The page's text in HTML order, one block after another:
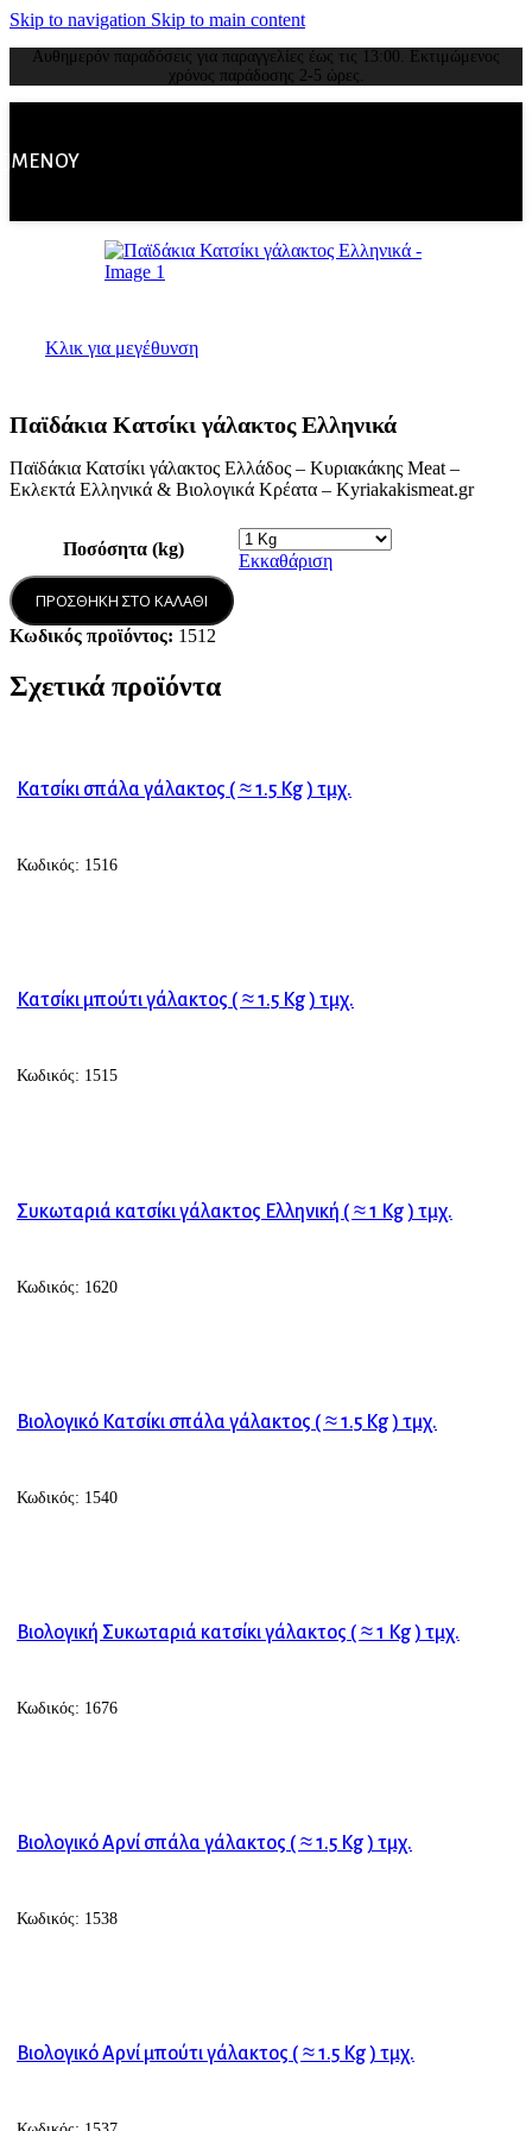
Skip to navigation Skip to main content
Αυθημερόν παραδόσεις για παραγγελίες έως τις 13:00. Εκτιμώμενος
χρόνος παράδοσης 2-5 ώρες.
ΜΕΝΟΎ
Κλικ για μεγέθυνση
Παϊδάκια Κατσίκι γάλακτος Ελληνικά
Παϊδάκια Κατσίκι γάλακτος Ελλάδος – Κυριακάκης Meat –
Εκλεκτά Ελληνικά & Βιολογικά Κρέατα – Kyriakakismeat.gr
Ποσόσητα (kg)
Εκκαθάριση
ΠΡΟΣΘΗΚΗ ΣΤΟ ΚΑΛΑΘΙ
Κωδικός προϊόντος: 1512
Σχετικά προϊόντα
Κατσίκι σπάλα γάλακτος ( ≈ 1.5 Kg ) τμχ.
Κωδικός: 1516
Κατσίκι μπούτι γάλακτος ( ≈ 1.5 Kg ) τμχ.
Κωδικός: 1515
Συκωταριά κατσίκι γάλακτος Ελληνική ( ≈ 1 Kg ) τμχ.
Κωδικός: 1620
Βιολογικό Κατσίκι σπάλα γάλακτος ( ≈ 1.5 Kg ) τμχ.
Κωδικός: 1540
Βιολογική Συκωταριά κατσίκι γάλακτος ( ≈ 1 Kg ) τμχ.
Κωδικός: 1676
Βιολογικό Αρνί σπάλα γάλακτος ( ≈ 1.5 Kg ) τμχ.
Κωδικός: 1538
Βιολογικό Αρνί μπούτι γάλακτος ( ≈ 1.5 Kg ) τμχ.